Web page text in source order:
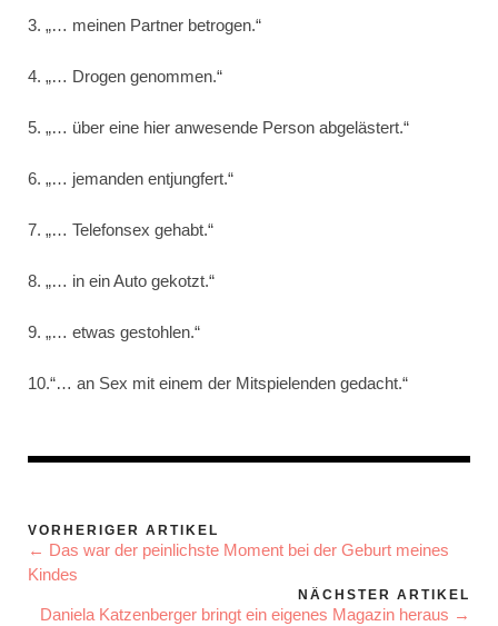
3. „… meinen Partner betrogen.“
4. „… Drogen genommen.“
5. „… über eine hier anwesende Person abgelästert.“
6. „… jemanden entjungfert.“
7. „… Telefonsex gehabt.“
8. „… in ein Auto gekotzt.“
9. „… etwas gestohlen.“
10.“… an Sex mit einem der Mitspielenden gedacht.“
VORHERIGER ARTIKEL
← Das war der peinlichste Moment bei der Geburt meines
Kindes
NÄCHSTER ARTIKEL
Daniela Katzenberger bringt ein eigenes Magazin heraus →